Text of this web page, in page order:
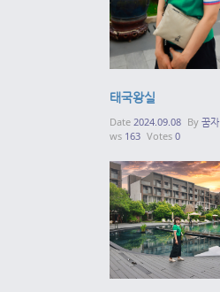
태국왕실
Date 2024.09.08 By 꿈자
ws 163 Votes 0